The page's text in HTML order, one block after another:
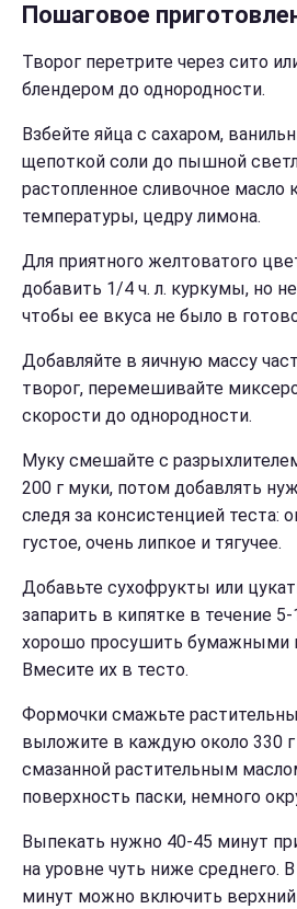
Пошаговое
Творог перетрите через сито
блендером до однородности.
Взбейте яйца с сахаром,
щепоткой соли до пышной
растопленное сливочное масло
температуры, цедру лимона.
Для приятного желтоватого
добавить 1/4 ч. л. куркумы, но
чтобы ее вкуса не было в
Добавляйте в яичную массу
творог, перемешивайте
скорости до однородности.
Муку смешайте с
200 г муки, потом добавлять
следя за консистенцией теста:
густое, очень липкое и тягучее.
Добавьте сухофрукты или
запарить в кипятке в течение
хорошо просушить бумажными
Вмесите их в тесто.
Формочки смажьте
выложите в каждую около 330
смазанной растительным
поверхность паски, немного
Выпекать нужно 40-45 минут
на уровне чуть ниже среднего.
минут можно включить